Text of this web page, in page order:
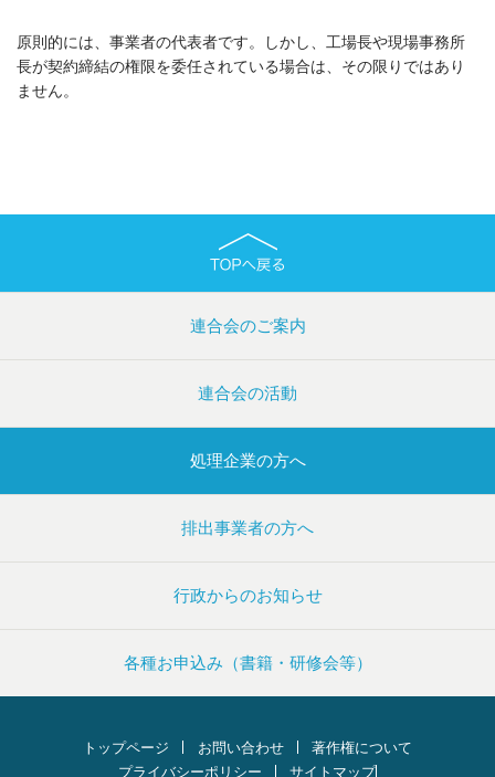
原則的には、事業者の代表者です。しかし、工場長や現場事務所
長が契約締結の権限を委任されている場合は、その限りではあり
ません。
連合会のご案内
連合会の活動
処理企業の方へ
排出事業者の方へ
行政からのお知らせ
各種お申込み（書籍・研修会等）
トップページ お問い合わせ
著作権について
プライバシーポリシー
サイトマップ